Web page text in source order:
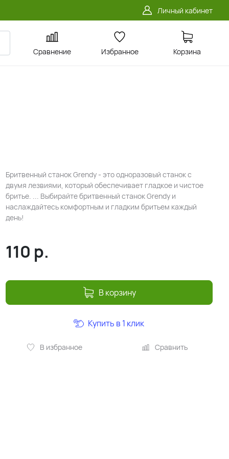
Личный кабинет
Сравнение Избранное Корзина
Бритвенный станок Grendy - это одноразовый станок с
двумя лезвиями, который обеспечивает гладкое и чистое
бритье. ... Выбирайте бритвенный станок Grendy и
наслаждайтесь комфортным и гладким бритьем каждый
день!
110 р.
В корзину
В избранное Сравнить
Купить в 1 клик